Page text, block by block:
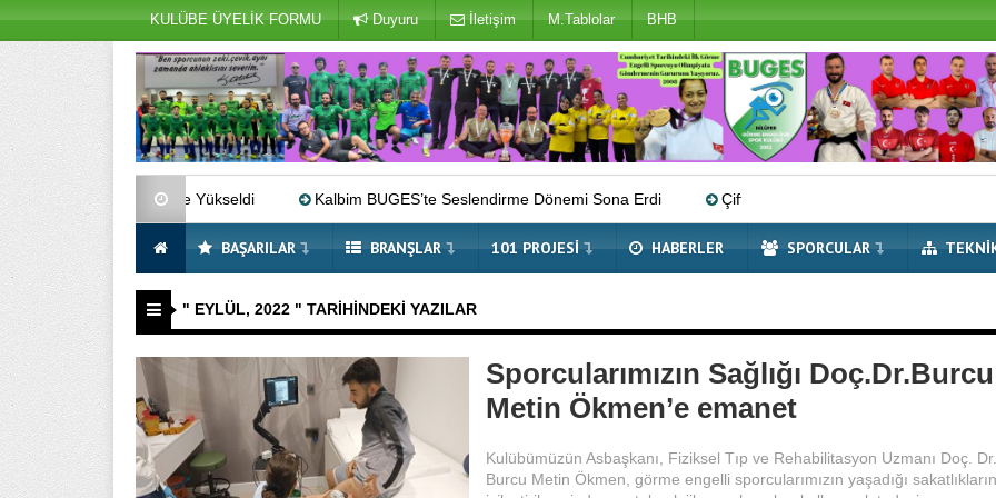
KULÜBE ÜYELİK FORMU Duyuru İletişim M.Tablolar BHB
Lig’e Yükseldi Kalbim BUGES’te Seslendirme Dönemi Sona Erdi Çifte Avrupa Şampiyonu Millilerimiz Dünya Sahnesinde!
BAŞARILAR BRANŞLAR 101 PROJESI HABERLER SPORCULAR
" EYLÜL, 2022 " TARIHINDEKI YAZILAR
Sporcularımızın Sağlığı Doç.Dr.Burcu
Metin Ökmen’e emanet
Kulübümüzün Asbaşkanı, Fiziksel Tıp ve Rehabilitasyon Uzmanı Doç. Dr.
Burcu Metin Ökmen, görme engelli sporcularımızın yaşadığı sakatlıkların